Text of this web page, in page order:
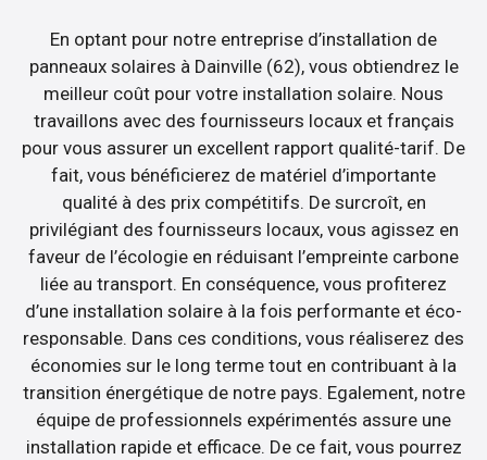
En optant pour notre entreprise d’installation de
panneaux solaires à Dainville (62), vous obtiendrez le
meilleur coût pour votre installation solaire. Nous
travaillons avec des fournisseurs locaux et français
pour vous assurer un excellent rapport qualité-tarif. De
fait, vous bénéficierez de matériel d’importante
qualité à des prix compétitifs. De surcroît, en
privilégiant des fournisseurs locaux, vous agissez en
faveur de l’écologie en réduisant l’empreinte carbone
liée au transport. En conséquence, vous profiterez
d’une installation solaire à la fois performante et éco-
responsable. Dans ces conditions, vous réaliserez des
économies sur le long terme tout en contribuant à la
transition énergétique de notre pays. Egalement, notre
équipe de professionnels expérimentés assure une
installation rapide et efficace. De ce fait, vous pourrez